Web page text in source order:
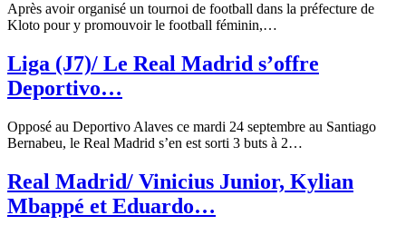
Après avoir organisé un tournoi de football dans la préfecture de
Kloto pour y promouvoir le football féminin,…
Liga (J7)/ Le Real Madrid s’offre
Deportivo…
Opposé au Deportivo Alaves ce mardi 24 septembre au Santiago
Bernabeu, le Real Madrid s’en est sorti 3 buts à 2…
Real Madrid/ Vinicius Junior, Kylian
Mbappé et Eduardo…